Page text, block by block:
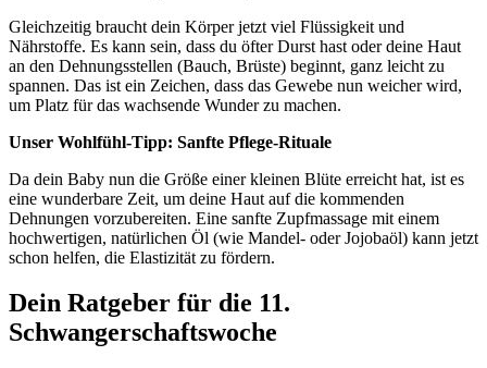
Gleichzeitig braucht dein Körper jetzt viel Flüssigkeit und
Nährstoffe. Es kann sein, dass du öfter Durst hast oder deine Haut
an den Dehnungsstellen (Bauch, Brüste) beginnt, ganz leicht zu
spannen. Das ist ein Zeichen, dass das Gewebe nun weicher wird,
um Platz für das wachsende Wunder zu machen.
Unser Wohlfühl-Tipp: Sanfte Pflege-Rituale
Da dein Baby nun die Größe einer kleinen Blüte erreicht hat, ist es
eine wunderbare Zeit, um deine Haut auf die kommenden
Dehnungen vorzubereiten. Eine sanfte Zupfmassage mit einem
hochwertigen, natürlichen Öl (wie Mandel- oder Jojobaöl) kann jetzt
schon helfen, die Elastizität zu fördern.
Dein Ratgeber für die 11.
Schwangerschaftswoche